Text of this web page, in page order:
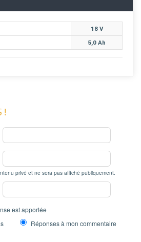
18 V
5,0 Ah
!
privé et ne sera pas affiché publiquement.
est apportée
Réponses à mon commentaire